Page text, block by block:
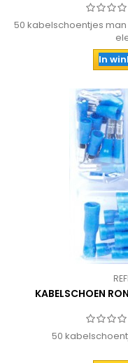
50 kabelschoentjes
In
KABELSCHOEN
50